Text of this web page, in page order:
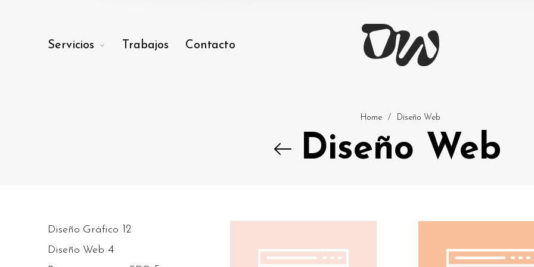
Servicios Trabajos Contacto
Home / Diseño Web
Diseño Web
Diseño Gráfico 12
Diseño Web 4